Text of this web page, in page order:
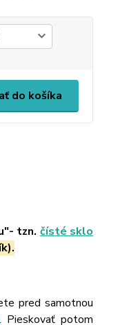
do košíka
tzn. čísté sklo
pred samotnou
. Pieskovať potom